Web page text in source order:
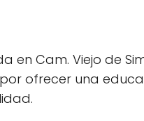
en Cam. Viejo de
ofrecer una